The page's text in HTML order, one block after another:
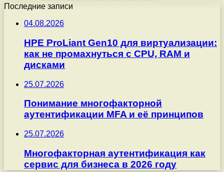
Последние записи
04.08.2026
HPE ProLiant Gen10 для виртуализации:
как не промахнуться с CPU, RAM и
дисками
25.07.2026
Понимание многофакторной
аутентификации MFA и её принципов
25.07.2026
Многофакторная аутентификация как
сервис для бизнеса в 2026 году